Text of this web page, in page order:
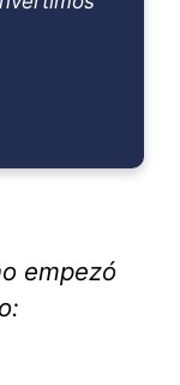
empezó